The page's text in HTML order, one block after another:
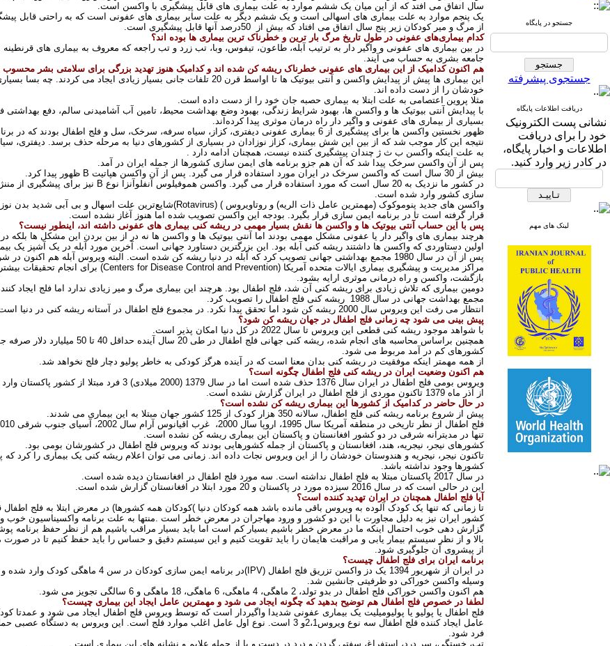
جستجو در پایگاه
جستجوی پیشرفته
دریافت اطلاعات پایگاه
نشانی پست الکترونیک
خود را برای دریافت
اطلاعات و اخبار پایگاه،
در کادر زیر وارد کنید.
لینک های مهم
سال اتفاق می افتد که از این میان یک ششم موارد به علت بیماری های قابل پیشگیری با واکسن است.
یک پنجم موارد به علت بیماری های اسهالی است و یک ششم دیگر به علت سایر بیماری های عفونی است که به راحتی قابل
از مرگ و میر کودکان زیر پنج سال اتفاق می افتاد که بیش از
50درصد آنها قابل پیشگیری است.
کدام بیماری‌های عفونی در طول تاریخ مرگ بار ترین و خطرناک ترین بیماری ها بوده اند؟
در بین بیماری های عفونی و واگیر دار به ترتیب آبله، طاعون، تیفوس، وبا، تب زرد و تب راجعه که معروف به بیماری های
جامعه بشری به حساب می آیند.
هم اکنون کدامیک از این بیماری های عفونی خطرناک ریشه کن شده اند و کدامیک هنوز تهدید بزرگی برای سلامتی بشر
این بیماری ها پیش از پیدایش واکسن و آنتی بیوتیک ها تا اواسط قرن 20 تلفات جانی بسیار
خودشان را از دست داده اند.
مثلا پروین اعتصامی به علت ابتلا به بیماری حصبه جان خود را از دست داده است.
با پیدایش آنتی بیوتیک ها و واکسن ها، بهبود شرایط زندگی، بهبود وضع بهداشت محیط، تامین آب آشامیدنی سالم، دفع بهداشتی
بسیاری از بیماری های عفونی و واگیر دار راه درمان موثری پیدا کرده‌اند.
ظهور نخستین واکسن ها برای پیشگیری از 6 بیماری عفونی دیفتری، کزاز، سیاه سرفه، سرخک، سل و فلج اطفال بودند که در برنامه ایمن سازی کشورها گسترش پیدا کردند
نتیجه این کار موجب شد که از بین این شش بیماری، کزاز نوزادان در بسیاری از کشورهای دنیا به مرحله حذف برسد. دیفتری،
به علت اینکه واکسن ب ث ژ چندان پیشگیری کننده نیست، همچنان ادامه دارد .
پس از آن واکسن سرخک پیدا شد که آن هم جزو برنامه های ایمن سازی کشورها از جمله ایران در آمد.
بیش از 30 سال است که واکسن سرخک در ایران مورد استفاده قرار می گیرد. پس از آن واکسن هپاتیت
B ظهور پیدا کرد.
در کشور ما نزدیک به 20 سال است که مورد استفاده قرار می گیرد. واکسن هموفیلوس آنفلوآنزا نوع
B نیز برای پیشگیری از
سازی کشور وارد شده است.
واکسن های جدید پنوموکوک (مهمترین عامل ذات الریه) و روتاویروس (Rotavirus) (شایع‌ترین علت اسهال و بی ‌آبی شدید بدن
قرار گرفته است تا در برنامه ایمن سازی قرار بگیرد. بودجه این واکسن تصویب شده اما هنوز آغاز نشده است.
پس با این حساب آنتی بیوتیک ها و واکسن ها نقش بسیار مهمی در ریشه کنی بیماری های عفونی داشته اند، اینطور نیست؟
هرچند بیماری های واگیر دار یا عفونی مشکل مهمی بودند اما آنتی بیوتیک ها و واکسن ها نه در از بین بردن این مشکل ها بلکه
اولین دستاوردی که واکسن ها داشتند ریشه کنی آبله بود. این بزرگترین دستاورد جهانی است. آخرین مورد آبله در یک آشپز یک بیمارستان
پس از آن در سال 1980 مجمع بهداشتی جهانی تصویب کرد که آبله در دنیا ریشه کن شده است. البته ویروس آبله هم اکنون در شرایط امنیتی شدید در مسکو روسیه و
مراکز مدیریت و پیشگیری بیماری ایالات متحده آمریکا (Centers for Disease Control and Prevention) برای انجام تحقیقات
بازگشت، واکسن و راه درمانی موثری ارایه بشود.
دومین بیماری که تلاش زیادی برای ریشه کنی آن شد، فلج اطفال بود. هرچند این بیماری مرگ و میر زیادی ندارد اما فلج ایجاد
مجمع بهداشت جهانی در سال 1988 ریشه کنی فلج اطفال را تصویب کرد
.
انتظار می رفت این ویروس سال 2000 ریشه کن شود اما تحقق پیدا نکرد. در مجموع فلج اطفال در آستانه ریشه کنی در دنیا است
پیش بینی می شود چه زمانی فلج اطفال در جهان ریشه کن شود؟
با شواهد موجود ریشه کنی قطعی این ویروس تا سال 2022 در کل دنیا امکان پذیر است
.
همچنین براساس محاسبه های انجام شده، ریشه
کشورهای کم در آمد مربوط می شود.
از همه مهمتر اینکه موفقیت در ریشه کنی بدان معنا است که در آینده هرگز کودکی به خاطر پولیو دچار فلج نخواهد شد.
هم اکنون وضعیت ایران در ریشه کنی فلج اطفال چگونه است؟
ویروس بومی فلج اطفال در ایران سال 1376 حذف شده است اما در سال 1379 (2000 میلادی) 3 فرد مبتلا از کشور پاکستان وارد ایران شدند
از آذر ماه 1379 تاکنون موردی از فلج اطفال در ایران گزارش نشده است
.
در حال حاضر در کدامیک از کشورها این بیماری ریشه کن نشده است؟
پیش از شروع برنامه ریشه کنی فلج اطفال، سالانه 350 هزار کودک از 125 کشور جهان مبتلا به این بیماری می شدند
.
فلج اطفال از نظر تاریخی در منطقه آمریکا سال 1995، اروپا سال 2000، غرب اقیانوس آرام سال 2002، آسیای جنوب شرقی 2010، آفریقا سال 2015 ریشه کن شده است
تنها در مدیترانه شرقی در دو کشور افغانستان و پاکستان این بیماری ریشه کن نشده است.
کشورهای نیجر، نیجریه، هند، افغانستان و پاکستان از جمله کشورهایی بودند که ویروس فلج اطفال در کشورشان بومی بود.
تاکنون نیجر، نیجریه و هندوستان خودشان را از این ویروس نجات داده اند. زمانی می توان اعلام ریشه کنی یک بیماری را کرد
کشورها وجود نداشته باشد.
در سال 2017 پاکستان مبتلا به فلج اطفال نداشته است. سه مورد فلج اطفال در افغانستان دیده شده است
.
این در حالی است که در سال 2016 سیزده مورد در پاکستان و 20 مورد ابتلا در افغانستان گزارش شده است
.
آیا فلج اطفال همچنان در ایران تهدید کننده است؟
تا زمانی که تنها یک کودک آلوده به ویروس باقی مانده باشد همه کودکان دنیا (کودکان همه کشورها) در معرض ابتلا به فلج اطفال
کشور ایران نیز به دلیل مجاورت با این دو کشور و ورود مهاجران در معرض خطر است .
گزارش دهی خوب احتمال اینکه ما در معرض خطر باشیم بسیار کم است اما باید بسیار مراقب باشیم هم از نظر حفظ برنامه
بالا و از نظر سیستم بیمار یابی و مراقبت هایمان را باید تقویت کنیم و این سیستم دقیق و حساس را باید حفظ کنیم تا در
از پیشروی آن جلوگیری شود.
برنامه ایران برای فلج اطفال چیست؟
در ایران از شهریور 1394 یک دز واکسن تزریق فلج اطفال
(IPV)
وسیله واکسن خوراکی دو ظرفیتی جانشین شد.
هم اکنون واکسن خوراکی فلج اطفال در بدو تولد، 2 ماهگی، 4 ماهگی، 6 ماهگی، 18 ماهگی و 6 سالگی تجویز می شود
.
لطفا در خصوص فلج اطفال هم توضیح بدهید که چگونه ایجاد می شود و مهمترین عامل ایجاد این بیماری چیست؟
فلج اطفال یا پولیو یا پولیومیلیت یک بیماری عفونی شدیدا واگیردار است که توسط ویروس فلج اطفال ایجاد می شود و عمدتا کودکان زیر 5 سال را
عامل ایجاد کننده فلج اطفال سه نوع ویروس2،1و 3 است. نوع اول عامل اغلب موارد فلج است. این
فرد شود.
تب، خستگی، سر درد، استفراغ، سفتی گردن و درد در دست و پا از جمله علایم و نشانه های این بیماری است .